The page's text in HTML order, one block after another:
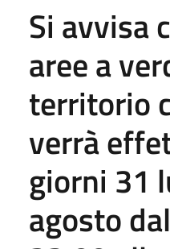
Si avvisa
aree a
territorio
verrà
giorni 31
agosto